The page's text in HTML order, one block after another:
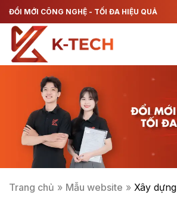
Chuyển
đến
dung
ĐỔI MỚI CÔNG NGHỆ - TỐI ĐA HIỆU QUẢ
Trang chủ » Mẫu website » Xây dựng